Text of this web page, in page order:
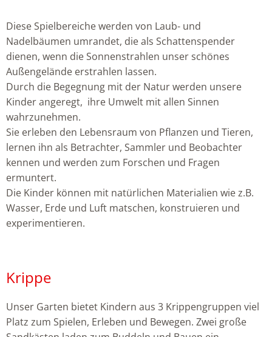
Diese Spielbereiche werden von Laub- und
Nadelbäumen umrandet, die als Schattenspender
dienen, wenn die Sonnenstrahlen unser schönes
Außengelände erstrahlen lassen.
Durch die Begegnung mit der Natur werden unsere
Kinder angeregt, ihre Umwelt mit allen Sinnen
wahrzunehmen.
Sie erleben den Lebensraum von Pflanzen und Tieren,
lernen ihn als Betrachter, Sammler und Beobachter
kennen und werden zum Forschen und Fragen
ermuntert.
Die Kinder können mit natürlichen Materialien wie z.B.
Wasser, Erde und Luft matschen, konstruieren und
experimentieren.
Krippe
Unser Garten bietet Kindern aus 3 Krippengruppen viel
Platz zum Spielen, Erleben und Bewegen. Zwei große